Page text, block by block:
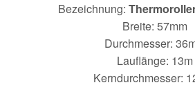
Bezeichnung:
Breite: 57mm
Durchmesser:
Lauflänge: 13m
Kerndurchmesser: